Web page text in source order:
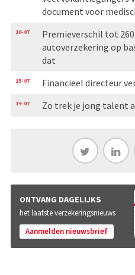
document voor
16-07
Premieverschil tot
autoverzekering op
dat
15-07 Financieel directeur
14-07 Zo trek je jong talent
ONTVANG DAGELIJKS
het laatste verzekeringsnieuws
Aanmelden nieuwsbrief